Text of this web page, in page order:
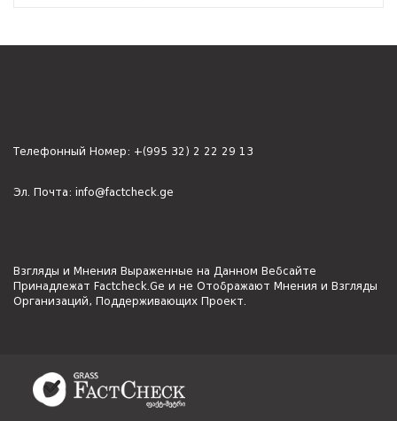
Телефонный Номер: +(995 32) 2 22 29 13
Эл. Почта: info@factcheck.ge
Взгляды и Мнения Выраженные на Данном Вебсайте
Принадлежат Factcheck.Ge и не Отображают Мнения и Взгляды
Организаций, Поддерживающих Проект.